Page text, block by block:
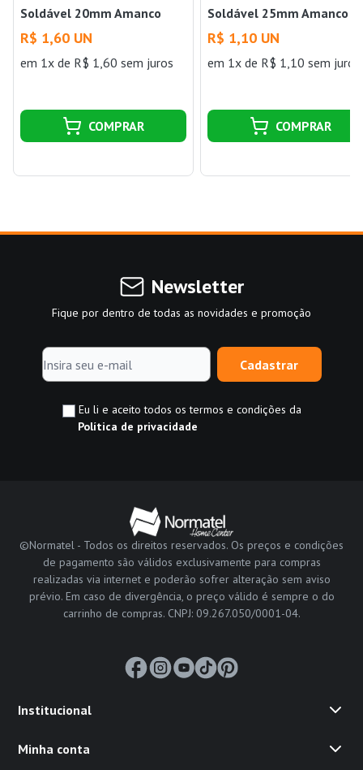
Soldável 20mm Amanco
Wavin
R$ 1,60 UN
em 1x de R$ 1,60 sem juros
COMPRAR
Soldável 25mm Amanco
Wavin
R$ 1,10 UN
em 1x de R$ 1,10 sem juros
COMPRAR
Newsletter
Fique por dentro de todas as novidades e promoção
Cadastrar
Eu li e aceito todos os termos e condições da
Política de privacidade
©Normatel - Todos os direitos reservados. Os preços e condições
de pagamento são válidos exclusivamente para compras
realizadas via internet e poderão sofrer alteração sem aviso
prévio. Em caso de divergência, o preço válido é sempre o do
carrinho de compras. CNPJ: 09.267.050/0001-04.
Institucional
Minha conta